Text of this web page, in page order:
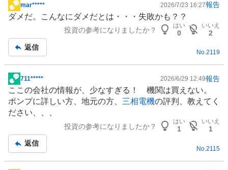
掲
示
事
mar***** 2026/7/23 16:27報告
ダメだ。こんなにダメだとは・・・失敗かも？？
投資の参考になりましたか？
はい
0
いいえ
2
返信
No.2119
掲
示
板
記
711***** 2026/6/29 12:49報告
ここの会社の情報が、少なすぎる！ 機関は買えない。
ポンプに詳しい方、地元の方、 三相電機の評判、教えてく
ださい、、、
投資の参考になりましたか？
はい
1
いいえ
1
返信
No. 2115